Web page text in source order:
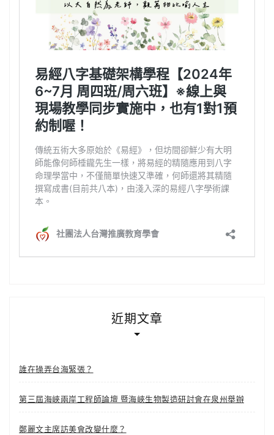
近期文章
誰在操弄台海緊張？
第三屆海峽兩岸工程師論壇 暨海峽生物製造研討會在泉州舉辦
鄭麗文主席訪美會改變什麼？